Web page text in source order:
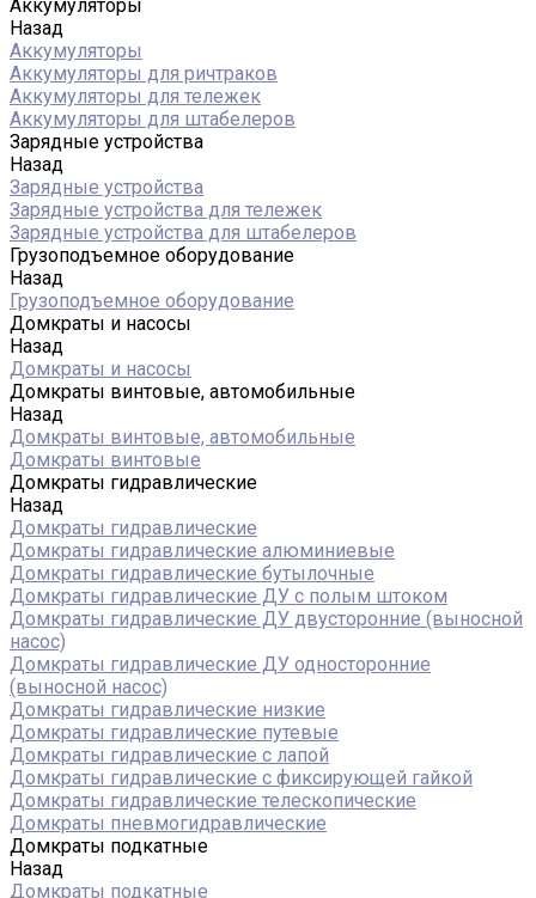
Аккумуляторы
Назад
Аккумуляторы
Аккумуляторы для ричтраков
Аккумуляторы для тележек
Аккумуляторы для штабелеров
Зарядные устройства
Назад
Зарядные устройства
Зарядные устройства для тележек
Зарядные устройства для штабелеров
Грузоподъемное оборудование
Назад
Грузоподъемное оборудование
Домкраты и насосы
Назад
Домкраты и насосы
Домкраты винтовые, автомобильные
Назад
Домкраты винтовые, автомобильные
Домкраты винтовые
Домкраты гидравлические
Назад
Домкраты гидравлические
Домкраты гидравлические алюминиевые
Домкраты гидравлические бутылочные
Домкраты гидравлические ДУ c полым штоком
Домкраты гидравлические ДУ двусторонние (выносной
насос)
Домкраты гидравлические ДУ односторонние
(выносной насос)
Домкраты гидравлические низкие
Домкраты гидравлические путевые
Домкраты гидравлические с лапой
Домкраты гидравлические с фиксирующей гайкой
Домкраты гидравлические телескопические
Домкраты пневмогидравлические
Домкраты подкатные
Назад
Домкраты подкатные